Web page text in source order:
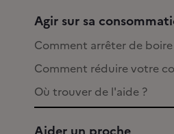
Agir sur sa
Comment arrêter de boire
Comment réduire votre
Où trouver de l'aide ?